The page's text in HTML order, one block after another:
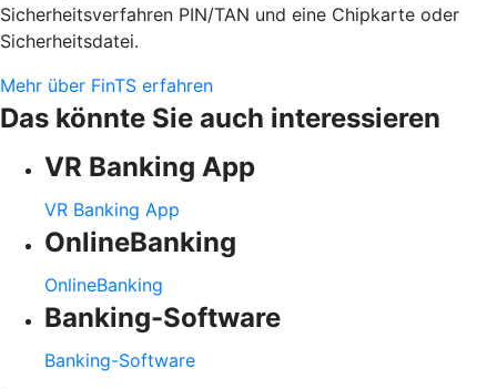
Sicherheitsverfahren PIN/TAN und eine Chipkarte oder
Sicherheitsdatei.
Mehr über FinTS erfahren
Das könnte Sie auch interessieren
VR Banking App
VR Banking App
OnlineBanking
OnlineBanking
Banking-Software
Banking-Software